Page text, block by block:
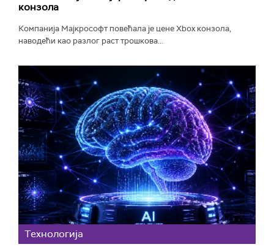
конзола
Компанија Мајкрософт повећала је цене Xbox конзола,
наводећи као разлог раст трошкова...
Технологијa